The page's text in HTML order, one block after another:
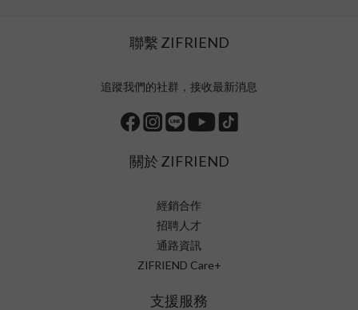
聯繫 ZIFRIEND
追蹤我們的社群，接收最新消息
關於 ZIFRIEND
經銷合作
招聘人才
通路資訊
ZIFRIEND Care+
支援服務